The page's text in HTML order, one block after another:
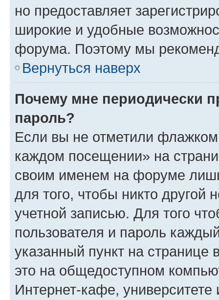
но предоставляет
широкие и удобные
форума. Поэтому мы
Вернуться наверх
Почему мне периодически
пароль?
Если вы не отметили флажком
каждом посещении» на
своим именем на форуме
для того, чтобы никто другой
учетной записью. Для того
пользователя и пароль
указанный пункт на
это на общедоступном
Интернет-кафе, университете